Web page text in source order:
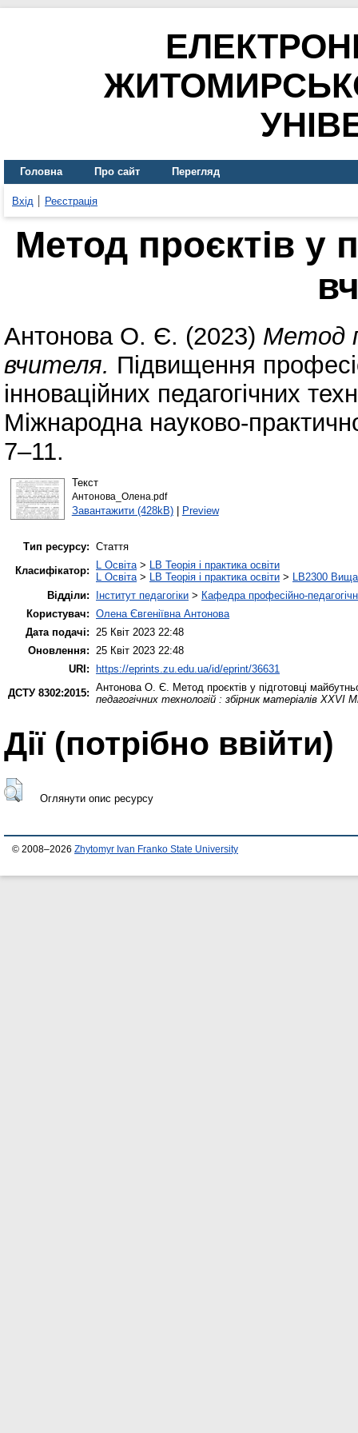
Головна Про сайт Перегляд
Вхід Реєстрація
Метод проєктів у
Антонова О. Є. (2023) Метод
вчителя. Підвищення
інноваційних педагогічних
Міжнародна науково-
7–11.
Текст
Антонова_Олена.pdf
Завантажити (428kB)| Preview
Тип ресурсу: Стаття
Класифікатор:
L Освіта> LB Теорія і практика освіти
L Освіта> LB Теорія і практика освіти > LB2300 Вища
Відділи:
Інститут педагогіки > Кафедра професійно-
Користувач: Олена Євгеніївна Антонова
Дата подачі: 25 Квіт 2023 22:48
Оновлення: 25 Квіт 2023 22:48
URI:
https://eprints.zu.edu.ua/id/eprint/36631
ДСТУ 8302:2015: Антонова О. Є. Метод проєктів у підготовці
педагогічних технологій : збірник матеріалів
Дії ​​(потрібно ввійти)
Оглянути опис ресурсу
© 2008–2026 Zhytomyr Ivan Franko State University